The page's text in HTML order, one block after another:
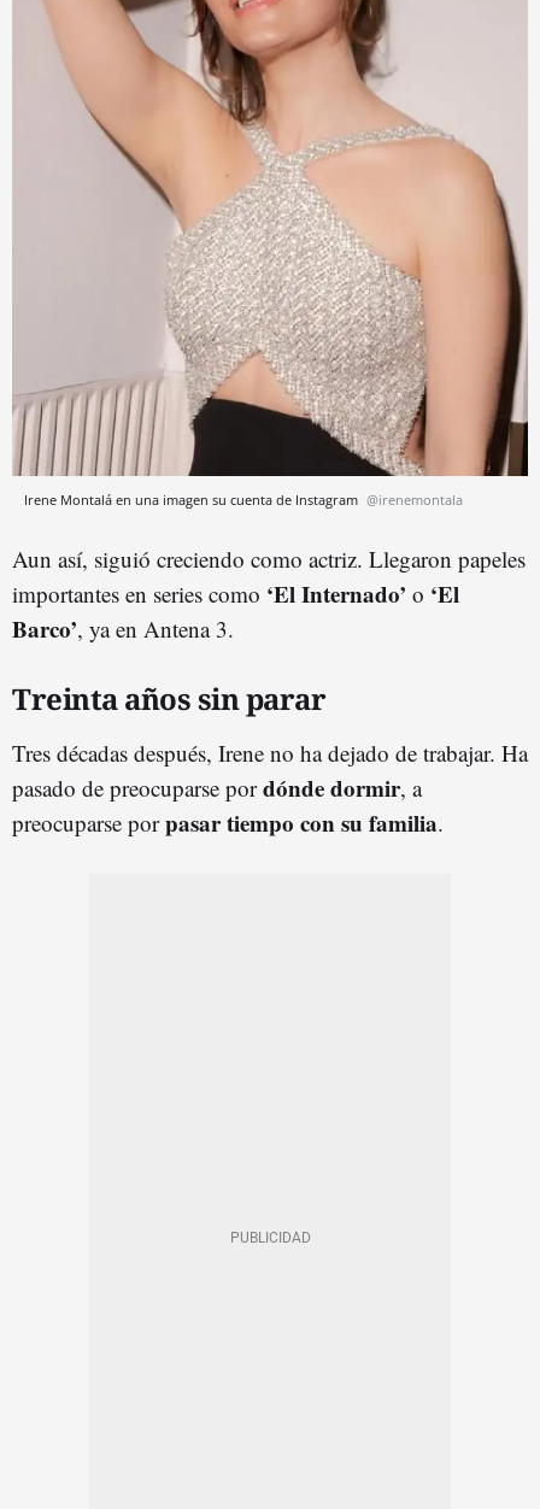
Irene Montalá en una imagen su cuenta de Instagram @irenemontala
Aun así, siguió creciendo como actriz. Llegaron papeles
importantes en series como ‘El Internado’ o ‘El
Barco’, ya en Antena 3.
Treinta años sin parar
Tres décadas después, Irene no ha dejado de trabajar. Ha
pasado de preocuparse pordónde dormir, a
preocuparse porpasar tiempo con su familia.